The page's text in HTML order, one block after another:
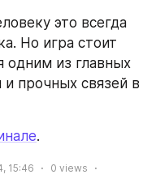
это всегда
Но игра стоит
одним из главных
прочных связей в
.
15:46 0 views